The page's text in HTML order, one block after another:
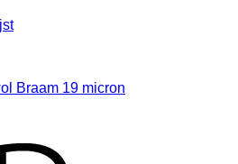
Braam 19 micron